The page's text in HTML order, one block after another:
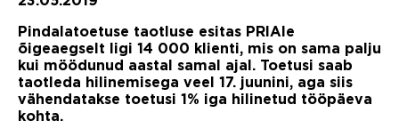
Pindalatoetuse taotluse esitas PRIAle
õigeaegselt ligi 14 000 klienti, mis on sama palju
kui möödunud aastal samal ajal. Toetusi saab
taotleda hilinemisega veel 17. juunini, aga siis
vähendatakse toetusi 1% iga hilinetud tööpäeva
kohta.